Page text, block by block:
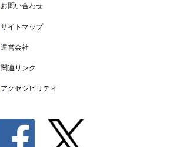
お問い合わせ
サイトマップ
運営会社
関連リンク
アクセシビリティ